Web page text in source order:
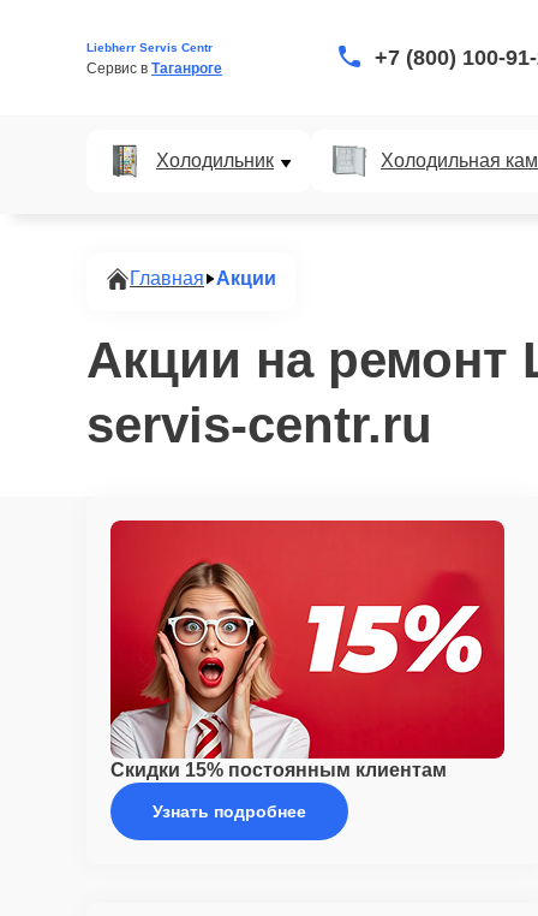
Liebherr Servis Centr
Сервис в Таганроге +7 (800) 100-
Холодильник Холодильная
Главная Акции
Акции на ремонт
servis-centr.ru
Скидки 15% постоянным клиентам
Узнать подробнее